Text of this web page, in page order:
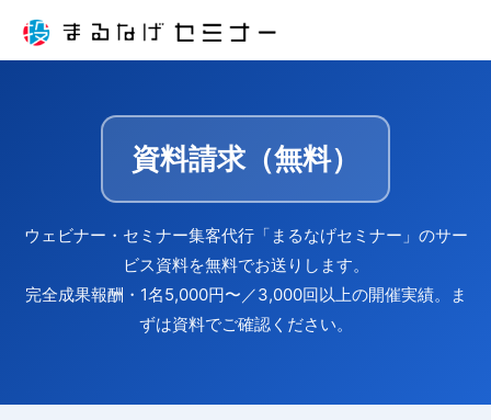
資料請求（無料）
ウェビナー・セミナー集客代行「まるなげセミナー」のサー
ビス資料を無料でお送りします。
完全成果報酬・1名5,000円〜／3,000回以上の開催実績。ま
ずは資料でご確認ください。